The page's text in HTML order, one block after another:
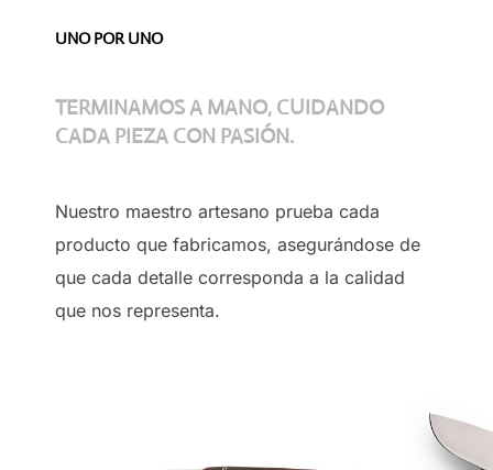
UNO POR UNO
TERMINAMOS A MANO, CUIDANDO
CADA PIEZA CON PASIÓN.
Nuestro maestro artesano prueba cada
producto que fabricamos, asegurándose de
que cada detalle corresponda a la calidad
que nos representa.